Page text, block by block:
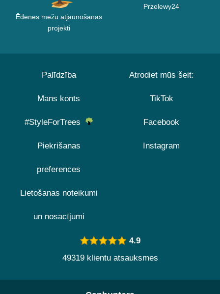
Ēdenes mežu atjaunošanas
projekti
Przelewy24
Palīdzība
Mans konts
#StyleForTrees
Piekrišanas
preferences
Lietošanas noteikumi
un nosacījumi
Atrodiet mūs šeit:
TikTok
Facebook
Instagram
4.9
49319 klientu atsauksmes